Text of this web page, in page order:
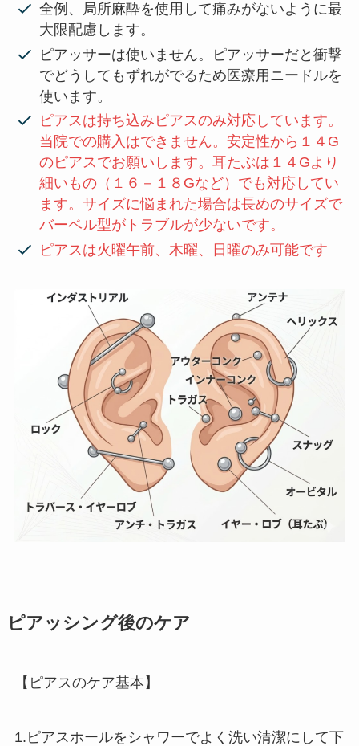
全例、局所麻酔を使用して痛みがないように最
大限配慮します。
ピアッサーは使いません。ピアッサーだと衝撃
でどうしてもずれがでるため医療用ニードルを
使います。
ピアスは持ち込みピアスのみ対応しています。
当院での購入はできません。安定性から１４G
のピアスでお願いします。耳たぶは１４Gより
細いもの（１６－１８Gなど）でも対応してい
ます。サイズに悩まれた場合は長めのサイズで
バーベル型がトラブルが少ないです。
ピアスは火曜午前、木曜、日曜のみ可能です
ピアッシング後のケア
【ピアスのケア基本】
1.ピアスホールをシャワーでよく洗い清潔にして下